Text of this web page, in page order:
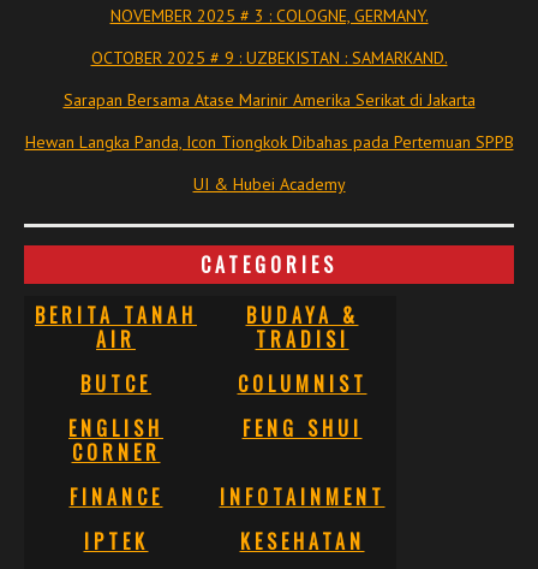
NOVEMBER 2025 # 3 : COLOGNE, GERMANY.
OCTOBER 2025 # 9 : UZBEKISTAN : SAMARKAND.
Sarapan Bersama Atase Marinir Amerika Serikat di Jakarta
Hewan Langka Panda, Icon Tiongkok Dibahas pada Pertemuan SPPB
UI & Hubei Academy
CATEGORIES
BERITA TANAH
AIR
BUDAYA &
TRADISI
BUTCE
COLUMNIST
ENGLISH
CORNER
FENG SHUI
FINANCE
INFOTAINMENT
IPTEK
KESEHATAN